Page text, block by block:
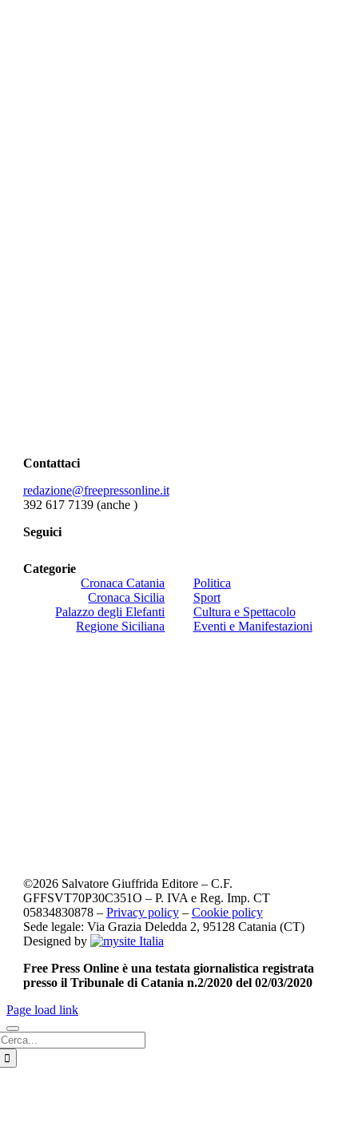
Contattaci
redazione@freepressonline.it
392 617 7139 (anche )
Seguici
Categorie
Cronaca Catania
Cronaca Sicilia
Palazzo degli Elefanti
Regione Siciliana
Politica
Sport
Cultura e Spettacolo
Eventi e Manifestazioni
©2026Salvatore Giuffrida Editore – C.F.
GFFSVT70P30C351O – P. IVA e Reg. Imp. CT
05834830878 – Privacy policy– Cookie policy
Sede legale: Via Grazia Deledda 2, 95128 Catania (CT)
Designed by
Free Press Online è una testata giornalistica registrata
presso il Tribunale di Catania n.2/2020 del 02/03/2020
Page load link